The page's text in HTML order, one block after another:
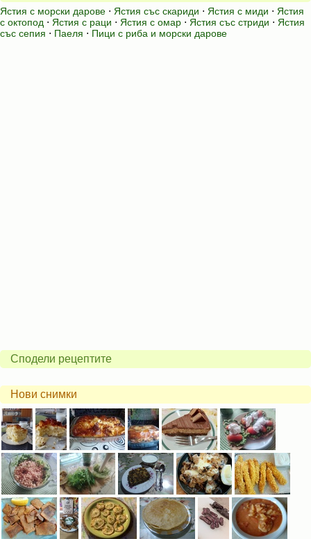
Ястия с морски дарове ⋅ Ястия със скариди ⋅ Ястия с миди ⋅ Ястия
с октопод ⋅ Ястия с раци ⋅ Ястия с омар ⋅ Ястия със стриди ⋅ Ястия
със сепия ⋅ Паеля ⋅ Пици с риба и морски дарове
Сподели рецептите
Нови снимки